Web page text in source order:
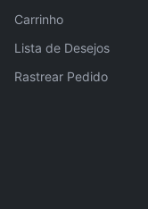
Carrinho
Lista de Desejos
Rastrear Pedido